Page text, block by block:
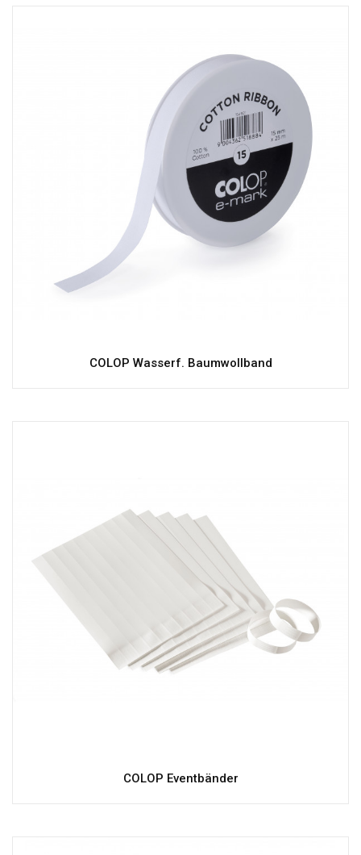
COLOP Wasserf. Baumwollband
COLOP Eventbänder